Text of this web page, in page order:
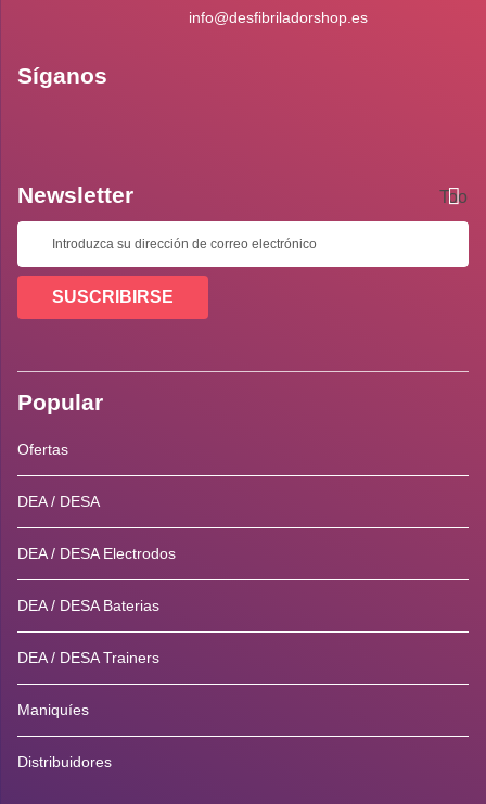
info@desfibriladorshop.es
Síganos
Newsletter
SUSCRIBIRSE
Popular
Ofertas
DEA / DESA
DEA / DESA Electrodos
DEA / DESA Baterias
DEA / DESA Trainers
Maniquíes
Distribuidores